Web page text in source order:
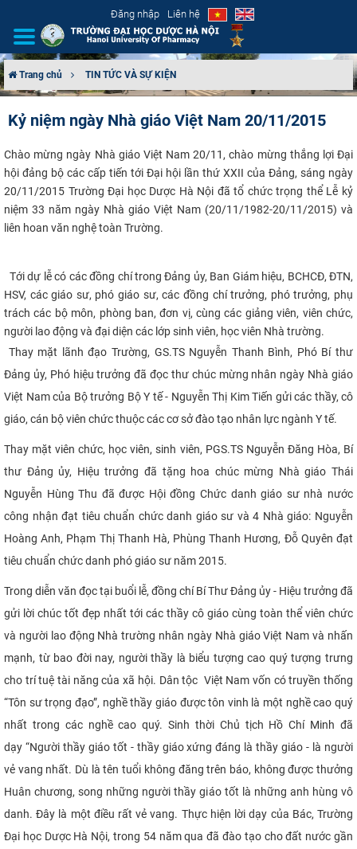
Đăng nhập Liên hệ
TUYỂN SINH
ĐÀO TẠO
KHOA HỌC CÔNG NGHỆ
HTQT
CỰU NGƯỜI HỌC
Trang chủ TIN TỨC VÀ SỰ KIỆN
Kỷ niệm ngày Nhà giáo Việt Nam 20/11/2015
Chào mừng ngày Nhà giáo Việt Nam 20/11, chào mừng thắng lợi Đại
hội đảng bộ các cấp tiến tới Đại hội lần thứ XXII của Đảng, sáng ngày
20/11/2015 Trường Đại học Dược Hà Nội đã tổ chức trọng thể Lễ kỷ
niệm 33 năm ngày Nhà giáo Việt Nam (20/11/1982-20/11/2015) và
liên hoan văn nghệ toàn Trường.
Tới dự lễ có các đồng chí trong Đảng ủy, Ban Giám hiệu, BCHCĐ, ĐTN,
HSV, các giáo sư, phó giáo sư, các đồng chí trưởng, phó trưởng, phụ
trách các bộ môn, phòng ban, đơn vị, cùng các giảng viên, viên chức,
người lao động và đại diện các lớp sinh viên, học viên Nhà trường.
​ Thay mặt lãnh đạo Trường, GS.TS Nguyễn Thanh Bình, Phó Bí thư
Đảng ủy, Phó hiệu trưởng đã đọc thư chúc mừng nhân ngày Nhà giáo
Việt Nam của Bộ trưởng Bộ Y tế - Nguyễn Thị Kim Tiến gửi các thầy, cô
giáo, cán bộ viên chức thuộc các cơ sở đào tạo nhân lực ngành Y tế.
Thay mặt viên chức, học viên, sinh viên, PGS.TS Nguyễn Đăng Hòa, Bí
thư Đảng ủy, Hiệu trưởng đã tặng hoa chúc mừng Nhà giáo Thái
Nguyễn Hùng Thu đã được Hội đồng Chức danh giáo sư nhà nước
công nhận đạt tiêu chuẩn chức danh giáo sư và 4 Nhà giáo: Nguyễn
Hoàng Anh, Phạm Thị Thanh Hà, Phùng Thanh Hương, Đỗ Quyên đạt
tiêu chuẩn chức danh phó giáo sư năm 2015.
Trong diễn văn đọc tại buổi lễ, đồng chí Bí Thư Đảng ủy - Hiệu trưởng đã
gửi lời chúc tốt đẹp nhất tới các thầy cô giáo cùng toàn thể viên chức
và người lao động Nhà trường nhân ngày Nhà giáo Việt Nam và nhấn
mạnh, từ bao đời nay, người thầy là biểu tượng cao quý tượng trưng
cho trí tuệ tài năng của xã hội. Dân tộc Việt Nam vốn có truyền thống
“Tôn sư trọng đạo”, nghề thầy giáo được tôn vinh là một nghề cao quý
nhất trong các nghề cao quý. Sinh thời Chủ tịch Hồ Chí Minh đã
dạy “Người thầy giáo tốt - thầy giáo xứng đáng là thầy giáo - là người
vẻ vang nhất. Dù là tên tuổi không đăng trên báo, không được thưởng
Huân chương, song những người thầy giáo tốt là những anh hùng vô
danh. Đây là một điều rất vẻ vang. Thực hiện lời dạy của Bác, Trường
Đại học Dược Hà Nội, trong 54 năm qua đã đào tạo cho đất nước gần